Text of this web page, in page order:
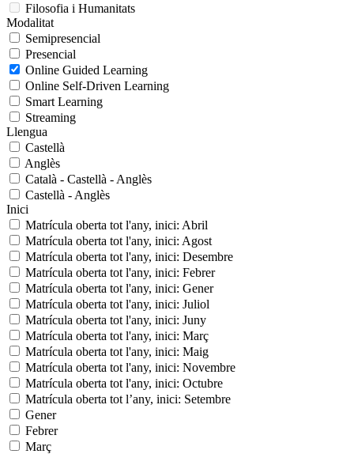
Filosofia i Humanitats
Modalitat
Semipresencial
Presencial
Online Guided Learning
Online Self-Driven Learning
Smart Learning
Streaming
Llengua
Castellà
Anglès
Català - Castellà - Anglès
Castellà - Anglès
Inici
Matrícula oberta tot l'any, inici: Abril
Matrícula oberta tot l'any, inici: Agost
Matrícula oberta tot l'any, inici: Desembre
Matrícula oberta tot l'any, inici: Febrer
Matrícula oberta tot l'any, inici: Gener
Matrícula oberta tot l'any, inici: Juliol
Matrícula oberta tot l'any, inici: Juny
Matrícula oberta tot l'any, inici: Març
Matrícula oberta tot l'any, inici: Maig
Matrícula oberta tot l'any, inici: Novembre
Matrícula oberta tot l'any, inici: Octubre
Matrícula oberta tot l’any, inici: Setembre
Gener
Febrer
Març